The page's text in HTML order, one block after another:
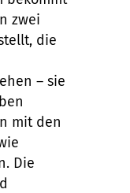
zwei
die
– sie
mit den
Die